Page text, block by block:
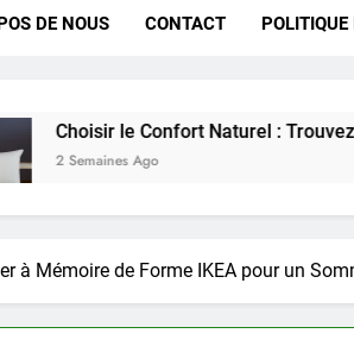
DE NOUS CONTACT
Confort Naturel : Trouvez l’Oreiller en
à Mémoire de Forme IKEA pour un